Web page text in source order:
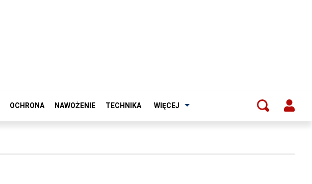
OCHRONA NAWOŻENIE TECHNIKA WIĘCEJ